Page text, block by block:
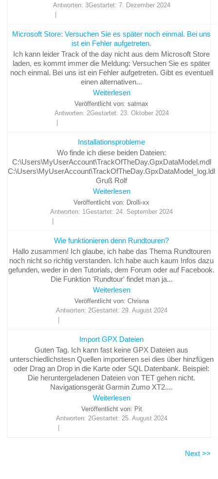
Antworten: 3Gestartet: 7. Dezember 2024
Microsoft Store: Versuchen Sie es später noch einmal. Bei uns
ist ein Fehler aufgetreten.
Ich kann leider Track of the day nicht aus dem Microsoft Store
laden, es kommt immer die Meldung: Versuchen Sie es später
noch einmal. Bei uns ist ein Fehler aufgetreten. Gibt es eventuell
einen alternativen...
Weiterlesen
Veröffentlicht von: satmax
Antworten: 2Gestartet: 23. Oktober 2024
Installationsprobleme
Wo finde ich diese beiden Dateien:
C:\Users\MyUserAccount\TrackOfTheDay.GpxDataModel.mdl
C:\Users\MyUserAccount\TrackOfTheDay.GpxDataModel_log.ldl
Gruß Rolf
Weiterlesen
Veröffentlicht von: Drolli-xx
Antworten: 1Gestartet: 24. September 2024
Wie funktionieren denn Rundtouren?
Hallo zusammen! Ich glaube, ich habe das Thema Rundtouren
noch nicht so richtig verstanden. Ich habe auch kaum Infos dazu
gefunden, weder in den Tutorials, dem Forum oder auf Facebook.
Die Funktion 'Rundtour' findet man ja...
Weiterlesen
Veröffentlicht von: Chrisna
Antworten: 2Gestartet: 29. August 2024
Import GPX Dateien
Guten Tag. Ich kann fast keine GPX Dateien aus
unterschiedlichstesn Quellen importieren sei dies über hinzfügen
oder Drag an Drop in die Karte oder SQL Datenbank. Beispiel:
Die heruntergeladenen Dateien von TET gehen nicht.
Navigationsgerät Garmin Zumo XT2....
Weiterlesen
Veröffentlicht von: Pit
Antworten: 2Gestartet: 25. August 2024
Next >>